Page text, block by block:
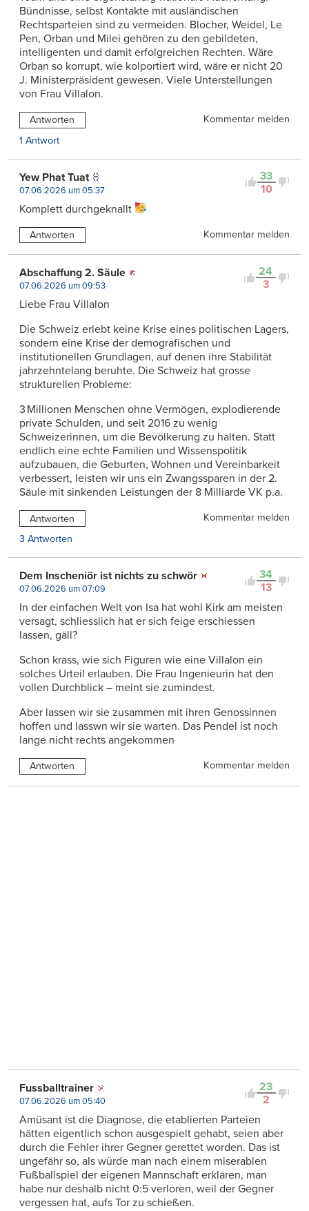
Bündnisse, selbst Kontakte mit ausländischen
Rechtsparteien sind zu vermeiden. Blocher, Weidel, Le
Pen, Orban und Milei gehören zu den gebildeten,
intelligenten und damit erfolgreichen Rechten. Wäre
Orban so korrupt, wie kolportiert wird, wäre er nicht 20
J. Ministerpräsident gewesen. Viele Unterstellungen
von Frau Villalon.
Antworten
Kommentar melden
1 Antwort
33
10
Yew Phat Tuat
07.06.2026 um 05:37
Komplett durchgeknallt
Antworten Kommentar melden
24
3
Abschaffung 2. Säule
07.06.2026 um 09:53
Liebe Frau Villalon
Die Schweiz erlebt keine Krise eines politischen Lagers,
sondern eine Krise der demografischen und
institutionellen Grundlagen, auf denen ihre Stabilität
jahrzehntelang beruhte. Die Schweiz hat grosse
strukturellen Probleme:
3 Millionen Menschen ohne Vermögen, explodierende
private Schulden, und seit 2016 zu wenig
Schweizerinnen, um die Bevölkerung zu halten. Statt
endlich eine echte Familien und Wissenspolitik
aufzubauen, die Geburten, Wohnen und Vereinbarkeit
verbessert, leisten wir uns ein Zwangssparen in der 2.
Säule mit sinkenden Leistungen der 8 Milliarde VK p.a.
Antworten
Kommentar melden
3 Antworten
34
13
Dem Inscheniör ist nichts zu schwör
07.06.2026 um 07:09
In der einfachen Welt von Isa hat wohl Kirk am meisten
versagt, schliesslich hat er sich feige erschiessen
lassen, gäll?
Schon krass, wie sich Figuren wie eine Villalon ein
solches Urteil erlauben. Die Frau Ingenieurin hat den
vollen Durchblick – meint sie zumindest.
Aber lassen wir sie zusammen mit ihren Genossinnen
hoffen und lasswn wir sie warten. Das Pendel ist noch
lange nicht rechts angekommen
Antworten Kommentar melden
23
2
Fussballtrainer
07.06.2026 um 05:40
Amüsant ist die Diagnose, die etablierten Parteien
hätten eigentlich schon ausgespielt gehabt, seien aber
durch die Fehler ihrer Gegner gerettet worden. Das ist
ungefähr so, als würde man nach einem miserablen
Fußballspiel der eigenen Mannschaft erklären, man
habe nur deshalb nicht 0:5 verloren, weil der Gegner
vergessen hat, aufs Tor zu schießen.